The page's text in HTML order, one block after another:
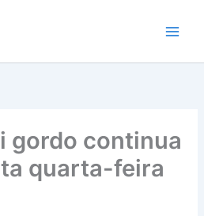
gordo continua
quarta-feira